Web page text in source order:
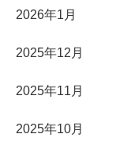
2026年1月
2025年12月
2025年11月
2025年10月